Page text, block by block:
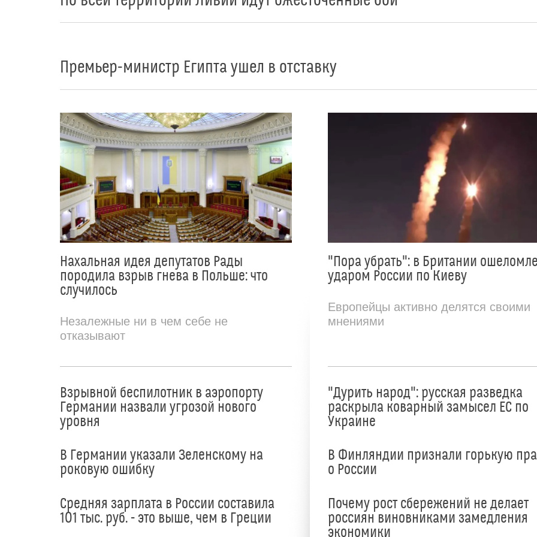
Премьер-министр Египта ушел в отставку
Нахальная идея депутатов Рады
породила взрыв гнева в Польше: что
случилось
Незалежные ни в чем себе не
отказывают
Взрывной беспилотник в аэропорту
Германии назвали угрозой нового
уровня
В Германии указали Зеленскому на
роковую ошибку
Средняя зарплата в России составила
101 тыс. руб. - это выше, чем в Греции
"Пора убрать": в Британии
ударом России по Киеву
Европейцы активно делятся своими
мнениями
"Дурить народ": русская разведка
раскрыла коварный замысел ЕС по
Украине
В Финляндии признали горькую
о России
Почему рост сбережений не делает
россиян виновниками замедления
экономики